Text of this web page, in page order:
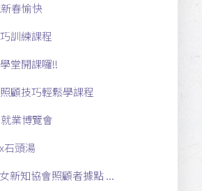
春愉快
訓練課程
堂開課囉!!
顧技巧輕鬆學課程
業博覽會
石頭湯
新知協會照顧者據點 ...